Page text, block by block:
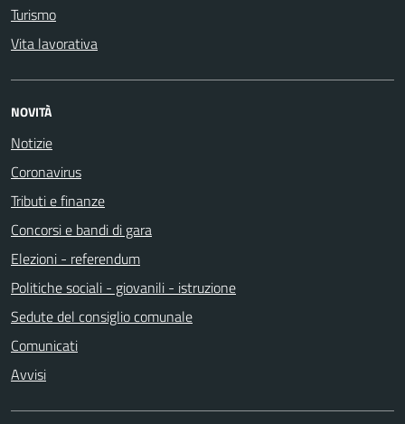
Turismo
Vita lavorativa
NOVITÀ
Notizie
Coronavirus
Tributi e finanze
Concorsi e bandi di gara
Elezioni - referendum
Politiche sociali - giovanili - istruzione
Sedute del consiglio comunale
Comunicati
Avvisi